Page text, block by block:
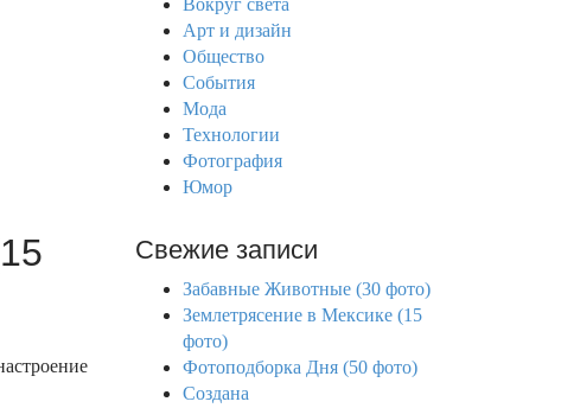
Вокруг света
Арт и дизайн
Общество
События
Мода
Технологии
Фотография
Юмор
Свежие записи
Забавные Животные (30 фото)
Землетрясение в Мексике (15
фото)
Фотоподборка Дня (50 фото)
Создана